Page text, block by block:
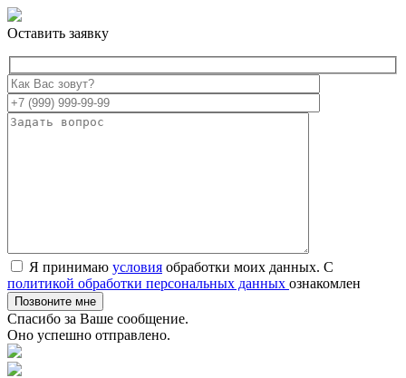
Оставить заявку
Я принимаю условия обработки моих данных. С
политикой обработки персональных данных ознакомлен
Спасибо за Ваше сообщение.
Оно успешно отправлено.